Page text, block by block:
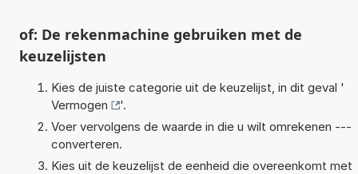
of: De rekenmachine gebruiken met de
keuzelijsten
Kies de juiste categorie uit de keuzelijst, in dit geval '
Vermogen
'.
Voer vervolgens de waarde in die u wilt omrekenen ---
converteren.
Kies uit de keuzelijst de eenheid die overeenkomt met